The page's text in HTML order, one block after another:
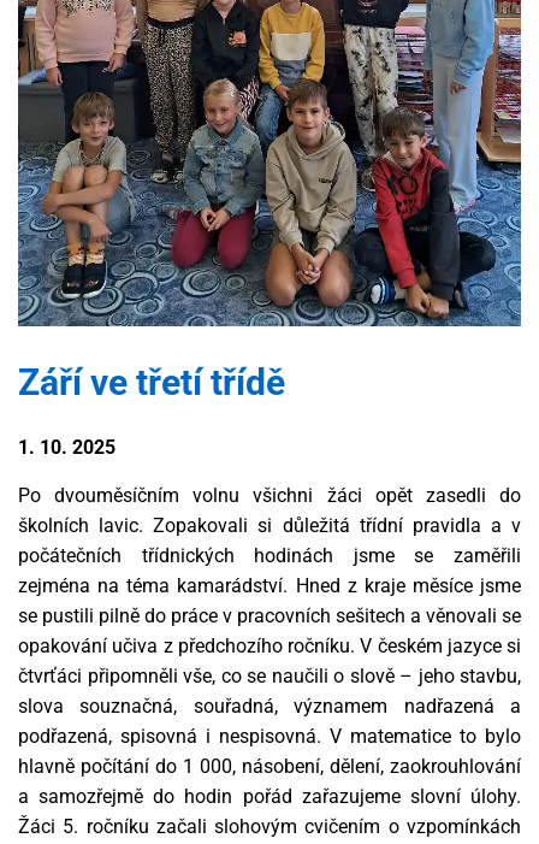
Září ve třetí třídě
1. 10. 2025
Po dvouměsíčním volnu všichni žáci opět zasedli do
školních lavic. Zopakovali si důležitá třídní pravidla a v
počátečních třídnických hodinách jsme se zaměřili
zejména na téma kamarádství. Hned z kraje měsíce jsme
se pustili pilně do práce v pracovních sešitech a věnovali se
opakování učiva z předchozího ročníku. V českém jazyce si
čtvrťáci připomněli vše, co se naučili o slově – jeho stavbu,
slova souznačná, souřadná, významem nadřazená a
podřazená, spisovná i nespisovná. V matematice to bylo
hlavně počítání do 1 000, násobení, dělení, zaokrouhlování
a samozřejmě do hodin pořád zařazujeme slovní úlohy.
Žáci 5. ročníku začali slohovým cvičením o vzpomínkách